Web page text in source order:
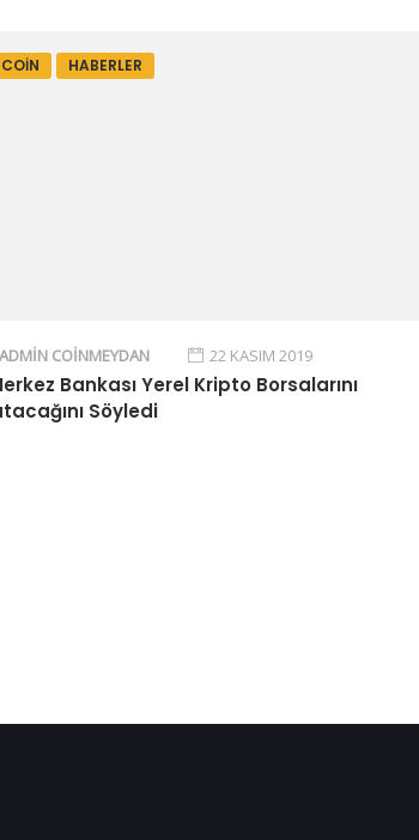
HABERLER
ADMIN COINMEYDAN 22 KASIM 2019
Bankası Yerel Kripto Borsalarını
Söyledi